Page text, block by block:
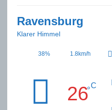
Ravensburg
Klarer Himmel
38% 1.8km/h
26°C